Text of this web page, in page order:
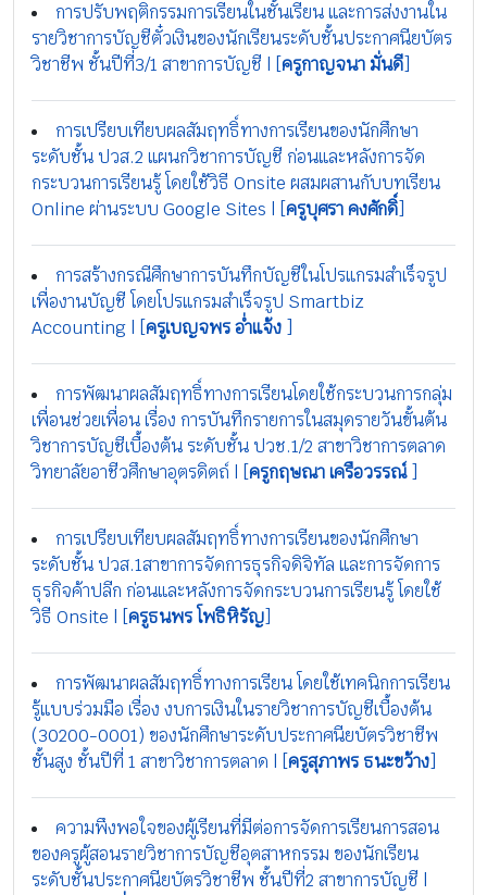
การปรับพฤติกรรมการเรียนในชั้นเรียน และการส่งงานใน
รายวิชาการบัญชีตั๋วเงินของนักเรียนระดับชั้นประกาศนียบัตร
วิชาชีพ ชั้นปีที่3/1 สาขาการบัญชี | [ ครูกาญจนา มั่นดี
การเปรียบเทียบผลสัมฤทธิ์ทางการเรียนของนักศึกษา
ระดับชั้น ปวส.2 แผนกวิชาการบัญชี ก่อนและหลังการจัด
กระบวนการเรียนรู้ โดยใช้วิธี Onsite ผสมผสานกับบทเรียน
Online ผ่านระบบ Google Sites | [ ครูบุศรา คงศักดิ์
การสร้างกรณีศึกษาการบันทึกบัญชีในโปรแกรมสำเร็จรูป
เพื่องานบัญชี โดยโปรแกรมสำเร็จรูป Smartbiz
Accounting | [ ครูเบญจพร อ่ำแจ้ง
การพัฒนาผลสัมฤทธิ์ทางการเรียนโดยใช้กระบวนการกลุ่ม
เพื่อนช่วยเพื่อน เรื่อง การบันทึกรายการในสมุดรายวันขั้นต้น
วิชาการบัญชีเบื้องต้น ระดับชั้น ปวช.1/2 สาขาวิชาการตลาด
วิทยาลัยอาชีวศึกษาอุตรดิตถ์ | [ ครูกฤษณา เครือวรรณ์
การเปรียบเทียบผลสัมฤทธิ์ทางการเรียนของนักศึกษา
ระดับชั้น ปวส.1สาขาการจัดการธุรกิจดิจิทัล และการจัดการ
ธุรกิจค้าปลีก ก่อนและหลังการจัดกระบวนการเรียนรู้ โดยใช้
วิธี Onsite | [ ครูธนพร โพธิหิรัญ
การพัฒนาผลสัมฤทธิ์ทางการเรียน โดยใช้เทคนิกการเรียน
รู้แบบร่วมมือ เรื่อง งบการเงินในรายวิชาการบัญชีเบื้องต้น
(30200-0001) ของนักศึกษาระดับประกาศนียบัตรวิชาชีพ
ชั้นสูง ชั้นปีที่ 1 สาขาวิชาการตลาด | [ ครูสุภาพร ธนะขว้าง
ความพึงพอใจของผู้เรียนที่มีต่อการจัดการเรียนการสอน
ของครูผู้สอนรายวิชาการบัญชีอุตสาหกรรม ของนักเรียน
ระดับชั้นประกาศนียบัตรวิชาชีพ ชั้นปีที่2 สาขาการบัญชี |